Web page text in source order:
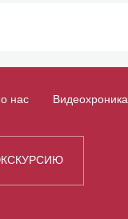
нас Видеохроника